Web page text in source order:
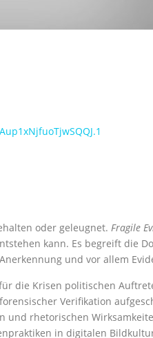
oder geleugnet. Fragile
kann. Es begreift die
und vor allem
die Krisen politischen
Verifikation
und rhetorischen
in digitalen